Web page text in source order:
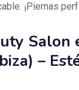
¡Piernas
Salon
–